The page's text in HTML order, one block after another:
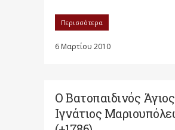
Περισσότερα
6 Μαρτίου 2010
Ο Βατοπαιδινός Άγιος
Ιγνάτιος